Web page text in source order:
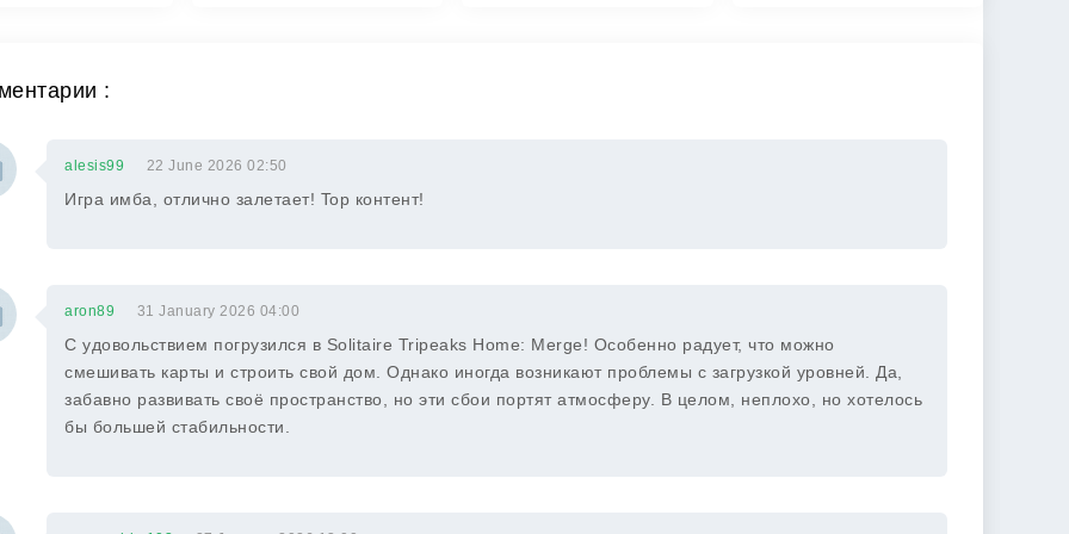
:
alesis99 22 June 2026 02:50
Игра имба, отлично залетает! Top контент!
aron89 31 January 2026 04:00
С удовольствием погрузился в Solitaire Tripeaks Home: Merge! Особенно радует, что можно
смешивать карты и строить свой дом. Однако иногда возникают проблемы с загрузкой уровней. Да,
забавно развивать своё пространство, но эти сбои портят атмосферу. В целом, неплохо, но хотелось
бы большей стабильности.